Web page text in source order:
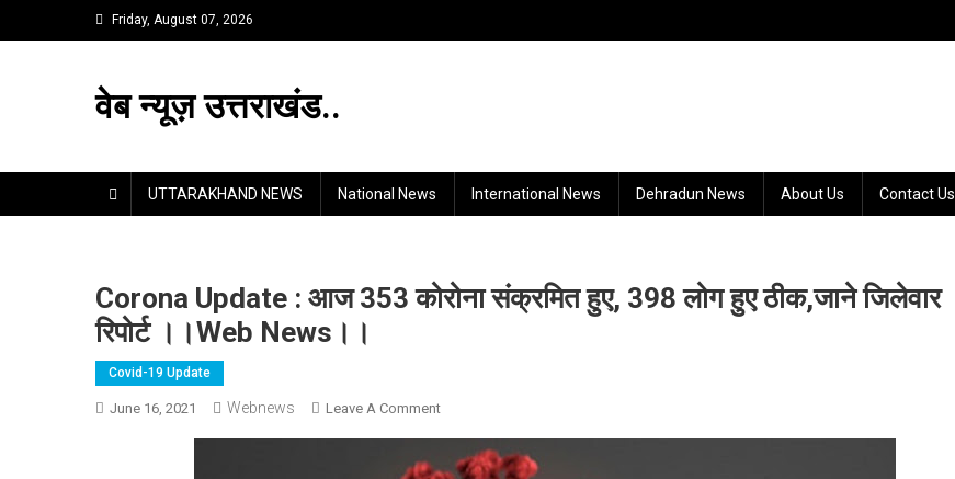
to
Friday, August 07, 2026
वेब न्यूज़ उत्तराखंड..
UTTARAKHAND NEWS National News International News Dehradun News About Us Contact Us
Corona Update : आज 353 कोरोना संक्रमित हुए, 398 लोग हुए ठीक,जाने जिलेवार
रिपोर्ट ।।web News।।
Covid-19 Update
June 16, 2021 Webnews Leave A CommentOn
Update